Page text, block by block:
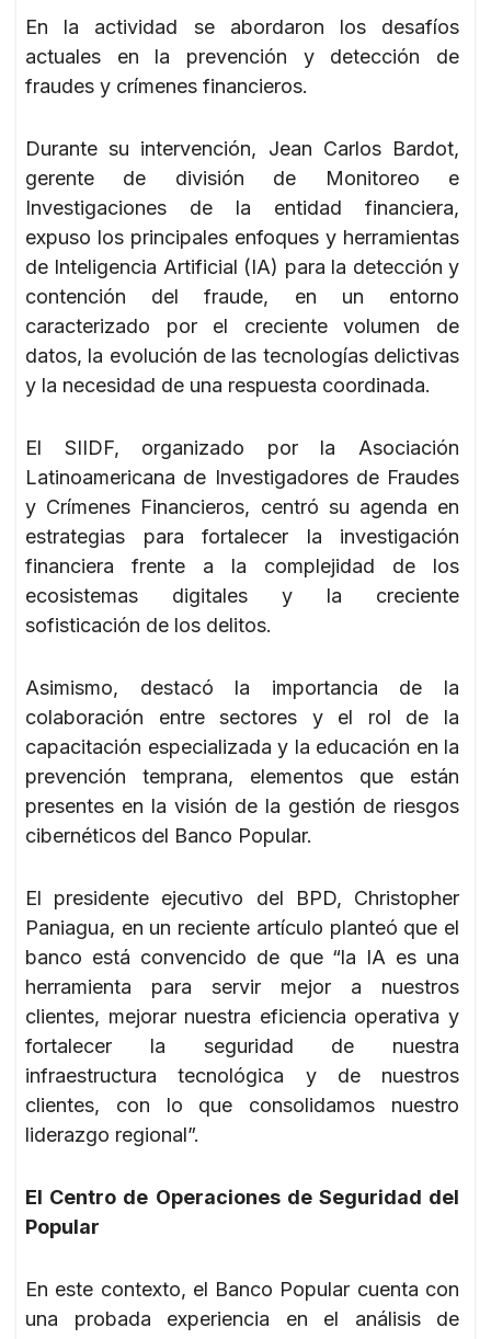
En la actividad se abordaron los desafíos
actuales en la prevención y detección de
fraudes y crímenes financieros.
Durante su intervención, Jean Carlos Bardot,
gerente de división de Monitoreo e
Investigaciones de la entidad financiera,
expuso los principales enfoques y herramientas
de Inteligencia Artificial (IA) para la detección y
contención del fraude, en un entorno
caracterizado por el creciente volumen de
datos, la evolución de las tecnologías delictivas
y la necesidad de una respuesta coordinada.
El SIIDF, organizado por la Asociación
Latinoamericana de Investigadores de Fraudes
y Crímenes Financieros, centró su agenda en
estrategias para fortalecer la investigación
financiera frente a la complejidad de los
ecosistemas digitales y la creciente
sofisticación de los delitos.
Asimismo, destacó la importancia de la
colaboración entre sectores y el rol de la
capacitación especializada y la educación en la
prevención temprana, elementos que están
presentes en la visión de la gestión de riesgos
cibernéticos del Banco Popular.
El presidente ejecutivo del BPD, Christopher
Paniagua, en un reciente artículo planteó que el
banco está convencido de que “la IA es una
herramienta para servir mejor a nuestros
clientes, mejorar nuestra eficiencia operativa y
fortalecer la seguridad de nuestra
infraestructura tecnológica y de nuestros
clientes, con lo que consolidamos nuestro
liderazgo regional”.
El Centro de Operaciones de Seguridad del
Popular
En este contexto, el Banco Popular cuenta con
una probada experiencia en el análisis de